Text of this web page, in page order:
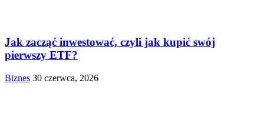
Jak zacząć inwestować, czyli jak kupić swój
pierwszy ETF?
Biznes 30 czerwca, 2026